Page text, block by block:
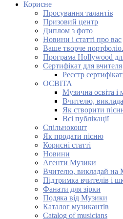
Корисне
Просування талантів
Призовий центр
Диплом з фото
Новини і статті про вас
Ваше творче
Програма Hollywood
Сертифікат для вчителя
Реєстр
ОСВІТА
Музична освіта і
Вчителю,
Як створити
Всі публікації
Спільнокошт
Як продати пісню
Корисні статті
Новини
Агенти Музики
Вчителю, викладай на
Підтримка вчителів і
Фанати для зірки
Подяка від Музики
Каталог музикантів
Catalog of musicians